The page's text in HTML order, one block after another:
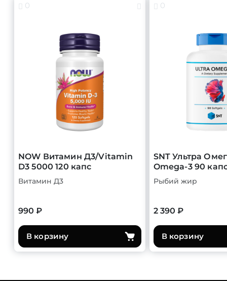
0
NOW Витамин Д3/Vitamin
D3 5000 120 капс
Витамин Д3
990 ₽
В корзину
0
SNT Ультра
Omega-3 90
Рыбий жир
2 390 ₽
В корзину